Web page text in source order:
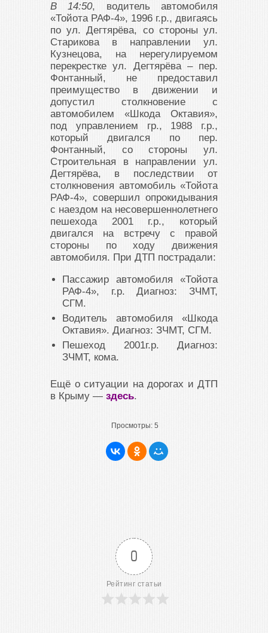
В 14:50, водитель автомобиля
«Тойота РАФ-4», 1996 г.р., двигаясь
по ул. Дегтярёва, со стороны ул.
Старикова в направлении ул.
Кузнецова, на нерегулируемом
перекрестке ул. Дегтярёва – пер.
Фонтанный, не предоставил
преимущество в движении и
допустил столкновение с
автомобилем «Шкода Октавия»,
под управлением гр., 1988 г.р.,
который двигался по пер.
Фонтанный, со стороны ул.
Строительная в направлении ул.
Дегтярёва, в последствии от
столкновения автомобиль «Тойота
РАФ-4», совершил опрокидывания
с наездом на несовершеннолетнего
пешехода 2001 г.р., который
двигался на встречу с правой
стороны по ходу движения
автомобиля. При ДТП пострадали:
Пассажир автомобиля «Тойота
РАФ-4», г.р. Диагноз: ЗЧМТ,
СГМ.
Водитель автомобиля «Шкода
Октавия». Диагноз: ЗЧМТ, СГМ.
Пешеход 2001г.р. Диагноз:
ЗЧМТ, кома.
Ещё о ситуации на дорогах и ДТП
в Крыму — здесь.
Просмотры: 5
0
Рейтинг статьи